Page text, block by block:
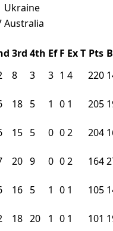
Ukraine
Australia
3rd 4th Ef F ExT Pts
8 3 3 1 4 220
18 5 1 0 1 205
15 5 0 02 204
20 9 0 02 164
16 5 1 0 1 105
18 20 1 0 1 101